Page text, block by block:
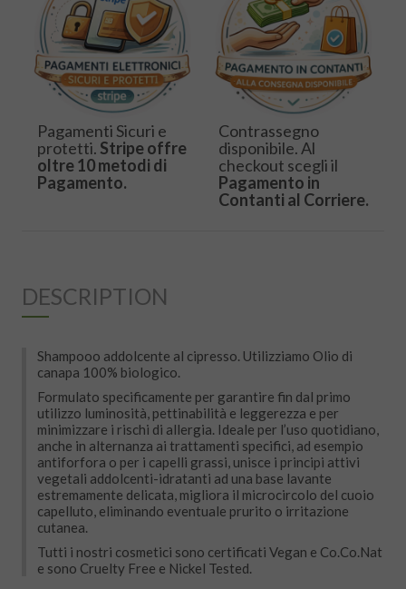
Pagamenti Sicuri e
protetti. Stripe offre
oltre 10 metodi di
Pagamento.
Contrassegno
disponibile. Al
checkout scegli il
Pagamento in
Contanti al Corriere.
DESCRIPTION
Shampooo addolcente al cipresso. Utilizziamo Olio di
canapa 100% biologico.
Formulato specificamente per garantire fin dal primo
utilizzo luminosità, pettinabilità e leggerezza e per
minimizzare i rischi di allergia. Ideale per l’uso quotidiano,
anche in alternanza ai trattamenti specifici, ad esempio
antiforfora o per i capelli grassi, unisce i principi attivi
vegetali addolcenti-idratanti ad una base lavante
estremamente delicata, migliora il microcircolo del cuoio
capelluto, eliminando eventuale prurito o irritazione
cutanea.
Tutti i nostri cosmetici sono certificati Vegan e Co.Co.Nat
e sono Cruelty Free e Nickel Tested.